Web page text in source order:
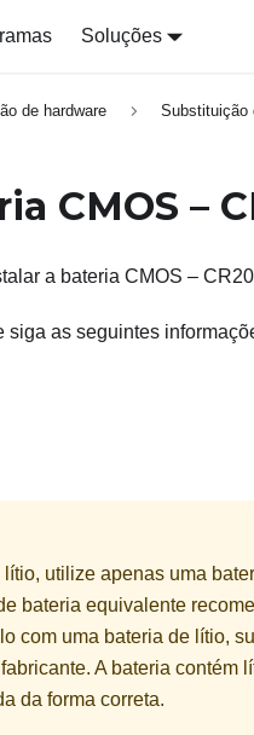
Soluções
de hardware Substituição
CMOS –
a bateria CMOS –
as seguintes
utilize apenas uma
bateria equivalente
com uma bateria de lítio,
A bateria contém
da forma correta.